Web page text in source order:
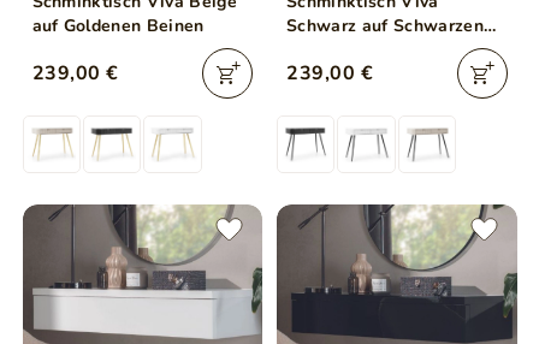
auf Goldenen Beinen
239,00 €
Schwarz auf Schwarzen
239,00 €